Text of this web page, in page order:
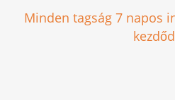
Minden tagság 7 napos